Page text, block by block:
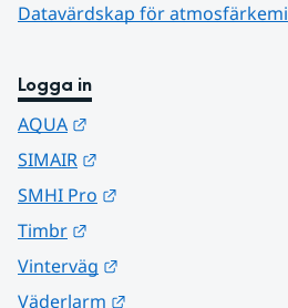
Datavärdskap för atmosfärkemi
Logga in
AQUA
SIMAIR
SMHI Pro
Timbr
Vinterväg
Väderlarm